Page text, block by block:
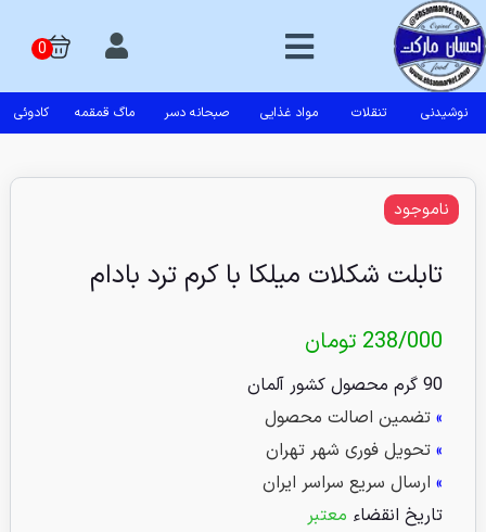
نوشیدنی تنقلات مواد غذایی صبحانه دسر ماگ قمقمه کادوئی
تابلت شکلات میلکا با کرم ترد بادام
238/000 تومان
90 گرم محصول کشور آلمان
» تضمین اصالت محصول
» تحویل فوری شهر تهران
» ارسال سریع سراسر ایران
تاریخ انقضاء معتبر
ناموجود